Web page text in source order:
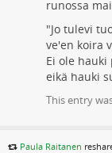
runossa
"Jo tulevi
ve'en koira
Ei ole
eikä hauki
This entry
Paula Raitanen